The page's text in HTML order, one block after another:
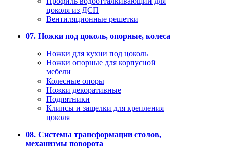
цоколя из ДСП
Вентиляционные решетки
07. Ножки под цоколь, опорные, колеса
Ножки для кухни под цоколь
Ножки опорные для корпусной
мебели
Колесные опоры
Ножки декоративные
Подпятники
Клипсы и защелки для крепления
цоколя
08. Системы трансформации столов,
механизмы поворота